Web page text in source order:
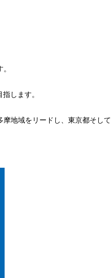
します。
地域をリードし、東京都そして